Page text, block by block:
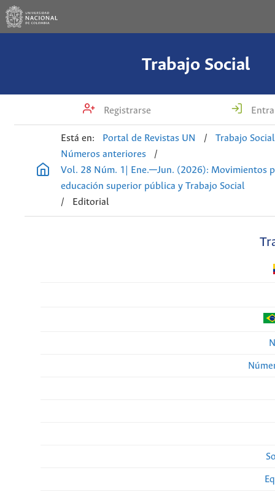
Trabajo Social
Registrarse
Está en: Portal de Revistas UN /
Trabajo Social
Números anteriores
/
Vol. 28 Núm. 1| Ene.─Jun. (2026): Movimientos
educación superior pública y Trabajo Social
/
Editorial